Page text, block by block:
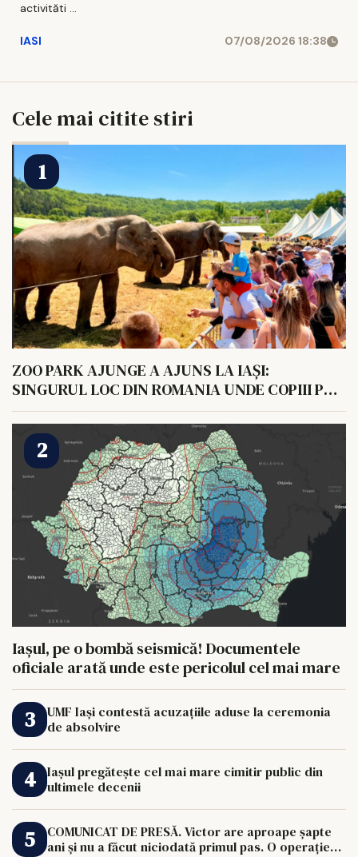
activităti ...
IASI 07/08/2026 18:38
Cele mai citite stiri
ZOO PARK AJUNGE A AJUNS LA IAȘI:
SINGURUL LOC DIN ROMANIA UNDE COPIII POT
HRANI UN ELEFANT
Iașul, pe o bombă seismică! Documentele
oficiale arată unde este pericolul cel mai mare
UMF Iași contestă acuzațiile aduse la ceremonia
de absolvire
Iașul pregătește cel mai mare cimitir public din
ultimele decenii
COMUNICAT DE PRESĂ. Victor are aproape șapte
ani și nu a făcut niciodată primul pas. O operație